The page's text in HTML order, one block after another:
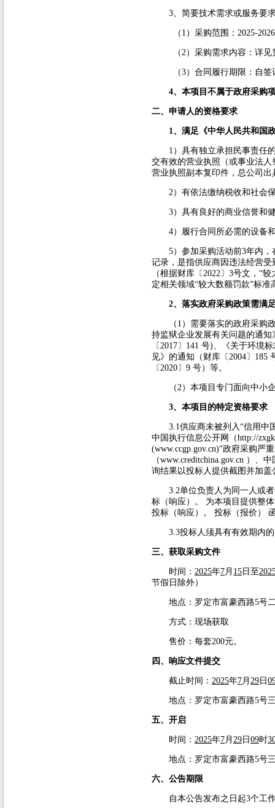
3、简要技术需求或服务要
（ 1 ）采购范围： 2025-2026
（2）采购需求内容：详
（3）合同履行期限：自
4、本项目不属于政府采购
二、申请人的资格要求
1、满足《中华人民共和国
1 ）具有独立承担民事责任
交有效的营业执照（或事业法
营业执照副本复印件，总公司
2）有依法缴纳税收和社会
3）具有良好的商业信誉和
4）履行合同所必需的设备
5）参加采购活动前3年内，
记录，是指供应商因违法经营
（根据财库〔 2022 〕 3号文，“较
定相关领域“较大数额罚款”标准
2、落实政府采购政策需满
（ 1 ）需要落实的政府采购
持监狱企业发展有关问题的通知
〔 2017 〕 141 号)、《关于环境
见》的通知（财库〔 2004 〕 185
〔 2020 〕 9 号）等。
（2）本项目专门面向中小
3、本项目的特定资格要求
3.1供应商未被列入“信用中
中国执行信息公开网（http://
(www.ccgp.gov.cn)“政府采购严
（www.creditchina.gov.cn ）、中
询结果以投标人提供截图并加
3.2单位负责人为同一人或
标（响应）。 为本项目提供整
投标（响应）。 投标（报价）
3.3投标人须具有有效期内
三、获取采购文件
时间： 2025年7月 15 日至
节假日除外）
地点：罗定市富豪西路5号
方式：现场获取
售价：每套200元。
四、响应文件提交
截止时间： 2025年7月 29 日
地点：罗定市富豪西路5号
五、开启
时间： 2025年7月 29 日 09时
地点：罗定市富豪西路5号
六、公告期限
自本公告发布之日起3个工